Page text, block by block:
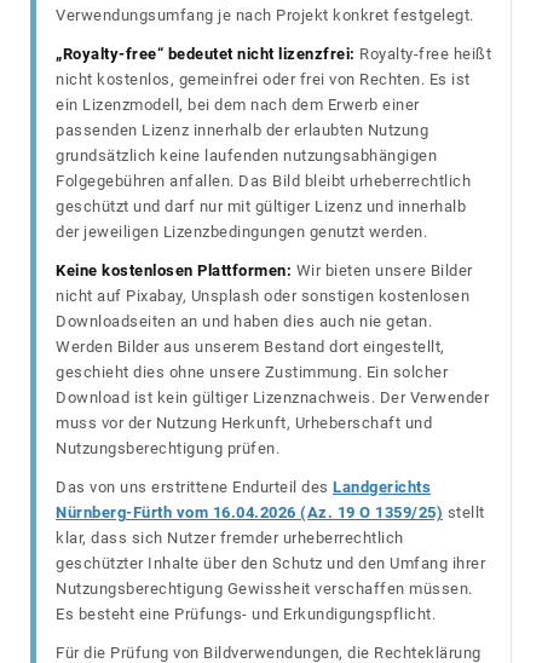
Verwendungsumfang je nach Projekt konkret festgelegt.
„Royalty-free“ bedeutet nicht lizenzfrei: Royalty-free heißt
nicht kostenlos, gemeinfrei oder frei von Rechten. Es ist
ein Lizenzmodell, bei dem nach dem Erwerb einer
passenden Lizenz innerhalb der erlaubten Nutzung
grundsätzlich keine laufenden nutzungsabhängigen
Folgegebühren anfallen. Das Bild bleibt urheberrechtlich
geschützt und darf nur mit gültiger Lizenz und innerhalb
der jeweiligen Lizenzbedingungen genutzt werden.
Keine kostenlosen Plattformen: Wir bieten unsere Bilder
nicht auf Pixabay, Unsplash oder sonstigen kostenlosen
Downloadseiten an und haben dies auch nie getan.
Werden Bilder aus unserem Bestand dort eingestellt,
geschieht dies ohne unsere Zustimmung. Ein solcher
Download ist kein gültiger Lizenznachweis. Der Verwender
muss vor der Nutzung Herkunft, Urheberschaft und
Nutzungsberechtigung prüfen.
Das von uns erstrittene Endurteil des Landgerichts
Nürnberg-Fürth vom 16.04.2026 (Az. 19 O 1359/25) stellt
klar, dass sich Nutzer fremder urheberrechtlich
geschützter Inhalte über den Schutz und den Umfang ihrer
Nutzungsberechtigung Gewissheit verschaffen müssen.
Es besteht eine Prüfungs- und Erkundigungspflicht.
Für die Prüfung von Bildverwendungen, die Rechteklärung